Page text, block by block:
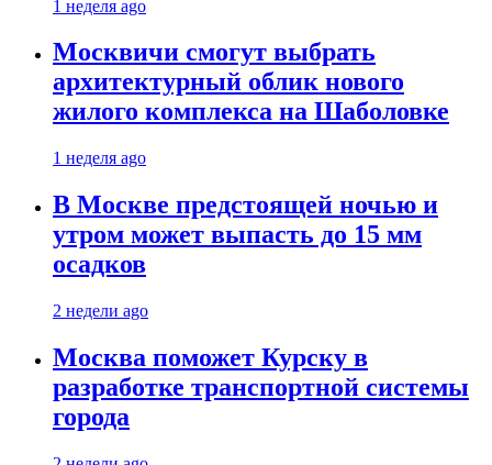
1 неделя ago
Москвичи смогут выбрать
архитектурный облик нового
жилого комплекса на Шаболовке
1 неделя ago
В Москве предстоящей ночью и
утром может выпасть до 15 мм
осадков
2 недели ago
Москва поможет Курску в
разработке транспортной системы
города